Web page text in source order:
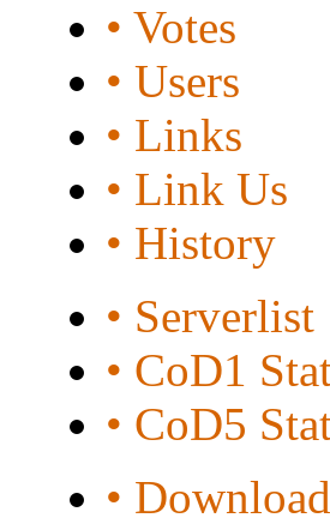
• Votes
• Users
• Links
• Link Us
• History
• Serverlist
• CoD1
• CoD5
•